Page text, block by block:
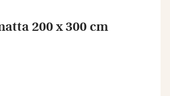
200 x 300 cm